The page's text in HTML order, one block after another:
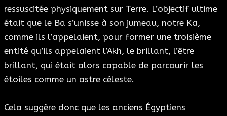
ressuscitée physiquement sur Terre. L’objectif ultime
était que le Ba s’unisse à son jumeau, notre Ka,
comme ils l’appelaient, pour former une troisième
entité qu’ils appelaient l’Akh, le brillant, l’être
brillant, qui était alors capable de parcourir les
étoiles comme un astre céleste.
Cela suggère donc que les anciens Égyptiens